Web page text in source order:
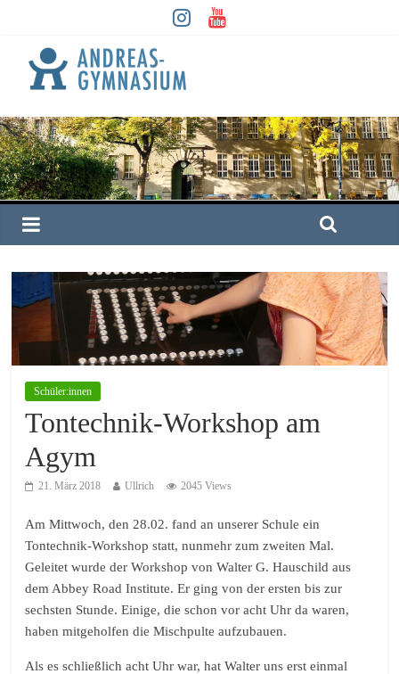
Schüler:innen
Tontechnik-Workshop am
Agym
21. März 2018 Ullrich 2045 Views
Am Mittwoch, den 28.02. fand an unserer Schule ein
Tontechnik-Workshop statt, nunmehr zum zweiten Mal.
Geleitet wurde der Workshop von Walter G. Hauschild aus
dem Abbey Road Institute. Er ging von der ersten bis zur
sechsten Stunde. Einige, die schon vor acht Uhr da waren,
haben mitgeholfen die Mischpulte aufzubauen.
Als es schließlich acht Uhr war, hat Walter uns erst einmal